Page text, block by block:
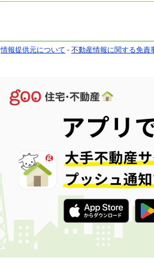
情報提供元について - 不動産情報に関する免責